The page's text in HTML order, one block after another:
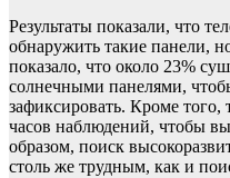
Результаты показали, что
обнаружить такие панели,
показало, что около 23%
солнечными панелями,
зафиксировать. Кроме того,
часов наблюдений, чтобы
образом, поиск
столь же трудным, как и